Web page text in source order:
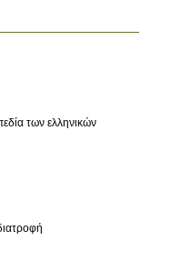
των ελληνικών